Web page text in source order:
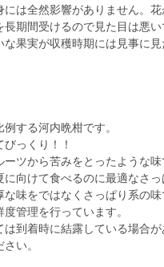
には全然影響がありません。
期間受けるので見た目は悪い
果実が収穫時期には見事に
する河内晩柑です。
っくり！！
ツから苦みをとったような味
向けて食べるのに最適なさっ
味をではなくさっぱり系の味
管理を行っています。
到着時に結露している場合
い。